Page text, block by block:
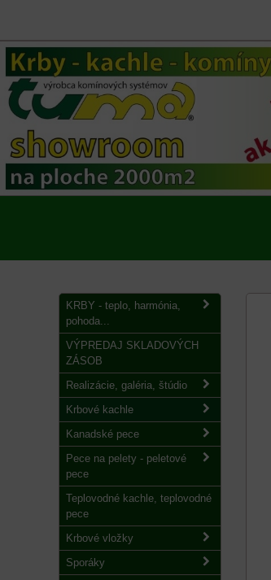
KRBY - teplo, harmónia,
pohoda...
VÝPREDAJ SKLADOVÝCH
ZÁSOB
Realizácie, galéria, štúdio
Krbové kachle
Kanadské pece
Pece na pelety - peletové
pece
Teplovodné kachle, teplovodné
pece
Krbové vložky
Sporáky